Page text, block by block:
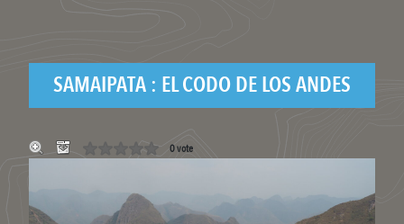
SAMAIPATA : EL CODO DE LOS ANDES
0 vote